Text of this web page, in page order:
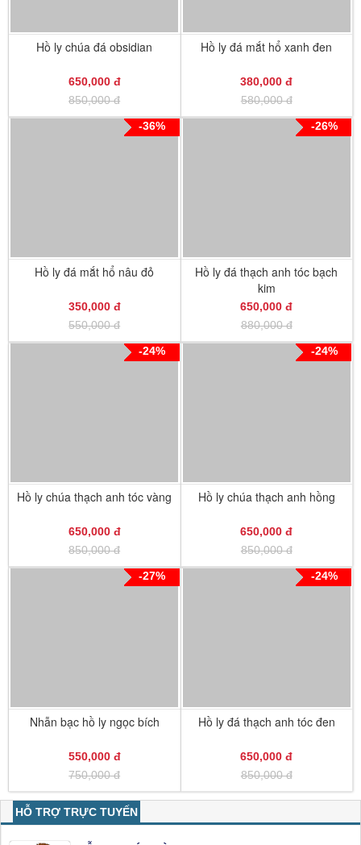
Hồ ly chúa đá obsidian
650,000 đ
850,000 đ
Hồ ly đá mắt hổ xanh đen
380,000 đ
580,000 đ
-36%
Hồ ly đá mắt hổ nâu đỏ
350,000 đ
550,000 đ
-26%
Hồ ly đá thạch anh tóc bạch
kim
650,000 đ
880,000 đ
-24%
Hồ ly chúa thạch anh tóc vàng
650,000 đ
850,000 đ
-24%
Hồ ly chúa thạch anh hồng
650,000 đ
850,000 đ
-27%
Nhẫn bạc hồ ly ngọc bích
550,000 đ
750,000 đ
-24%
Hồ ly đá thạch anh tóc đen
650,000 đ
850,000 đ
HỖ TRỢ TRỰC TUYẾN